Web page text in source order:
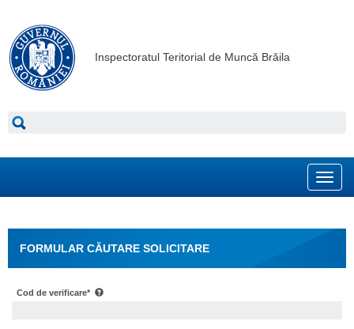
Inspectoratul Teritorial de Muncă Brăila
FORMULAR CĂUTARE SOLICITARE
Cod de verificare*